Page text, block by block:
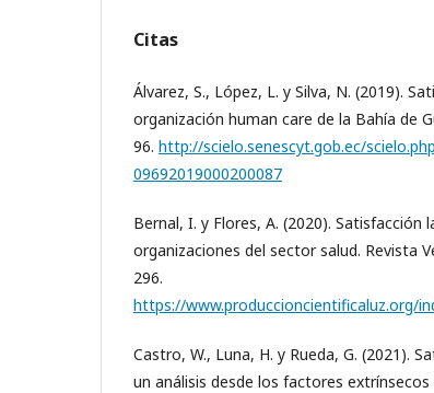
Citas
Álvarez, S., López, L. y Silva, N. (2019).
organización human care de la Bahía de
96. http://scielo.senescyt.gob.ec/
09692019000200087
Bernal, I. y Flores, A. (2020). Satisfacción
organizaciones del sector salud. Revista
296.
https://www.produccioncientificaluz.org/
Castro, W., Luna, H. y Rueda, G. (2021).
un análisis desde los factores